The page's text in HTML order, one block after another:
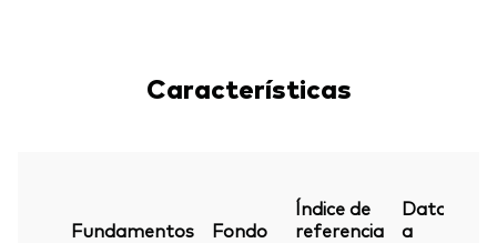
Características
Fundamentos Fondo
Índice de
referencia
Datos
a